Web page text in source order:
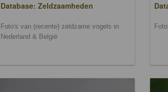
Database: Zeldzaamheden
Foto's van (recente) zeldzame vogels in
Nederland & België